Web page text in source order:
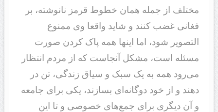
مختلف از جمله همان خطوط قرمز نانوشته، بر
فغانی غضب کنند و شاید واقعا وی ممنوع
التصویر شود، اما اینها همه پاک کردن صورت
مسئله است، مشکل آنجاست که از مردم انتظار
می‌رود همه به یک سبک و سیاق زندگی، تن در
دهند و از خود دوگانه‌ای بسازند، یکی برای جامعه
و آن دیگری برای جمع‌های خصوصی و تا این